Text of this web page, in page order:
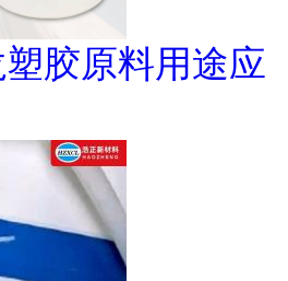
胶原料用途应